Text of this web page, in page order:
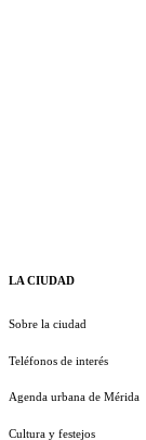
LA CIUDAD
Sobre la ciudad
Teléfonos de interés
Agenda urbana de Mérida
Cultura y festejos